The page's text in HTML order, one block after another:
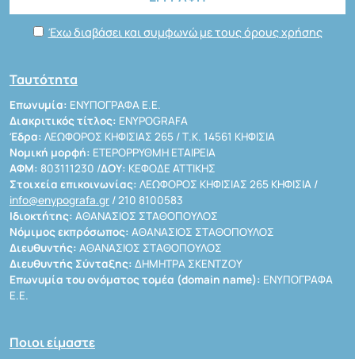
Έχω διαβάσει και συμφωνώ με τους όρους χρήσης
Ταυτότητα
Επωνυμία: ΕΝΥΠΟΓΡΑΦΑ Ε.Ε.
Διακριτικός τίτλος: ENYPOGRAFA
Έδρα: ΛΕΩΦΟΡΟΣ ΚΗΦΙΣΙΑΣ 265 / Τ.Κ. 14561 ΚΗΦΙΣΙΑ
Νομική μορφή: ΕΤΕΡΟΡΡΥΘΜΗ ΕΤΑΙΡΕΙΑ
ΑΦΜ: 803111230 /ΔΟΥ: ΚΕΦΟΔΕ ΑΤΤΙΚΗΣ
Στοιχεία επικοινωνίας: ΛΕΩΦΟΡΟΣ ΚΗΦΙΣΙΑΣ 265 ΚΗΦΙΣΙΑ /
info@enypografa.gr / 210 8100583
Ιδιοκτήτης: ΑΘΑΝΑΣΙΟΣ ΣΤΑΘΟΠΟΥΛΟΣ
Νόμιμος εκπρόσωπος: ΑΘΑΝΑΣΙΟΣ ΣΤΑΘΟΠΟΥΛΟΣ
Διευθυντής: ΑΘΑΝΑΣΙΟΣ ΣΤΑΘΟΠΟΥΛΟΣ
Διευθυντής Σύνταξης: ΔΗΜΗΤΡΑ ΣΚΕΝΤΖΟΥ
Επωνυμία του ονόματος τομέα (domain name): ΕΝΥΠΟΓΡΑΦΑ
Ε.Ε.
Ποιοι είμαστε